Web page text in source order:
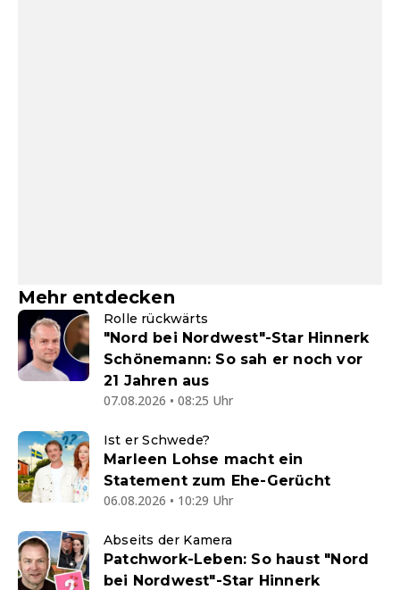
Mehr entdecken
Rolle rückwärts
"Nord bei Nordwest"-Star Hinnerk
Schönemann: So sah er noch vor
21 Jahren aus
07.08.2026 • 08:25 Uhr
Ist er Schwede?
Marleen Lohse macht ein
Statement zum Ehe-Gerücht
06.08.2026 • 10:29 Uhr
Abseits der Kamera
Patchwork-Leben: So haust "Nord
bei Nordwest"-Star Hinnerk